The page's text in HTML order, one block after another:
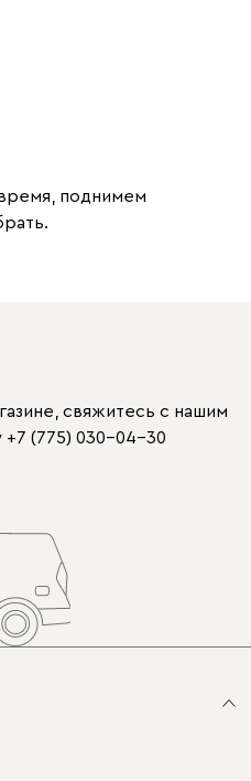
поднимем
свяжитесь с нашим
+7 (775) 030-04-30